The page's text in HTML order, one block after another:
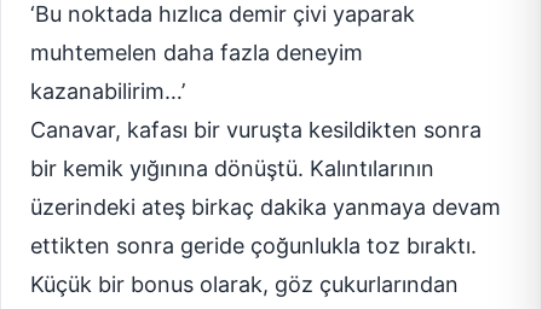
‘Bu noktada hızlıca demir çivi yaparak
muhtemelen daha fazla deneyim
kazanabilirim…’
Canavar, kafası bir vuruşta kesildikten sonra
bir kemik yığınına dönüştü. Kalıntılarının
üzerindeki ateş birkaç dakika yanmaya devam
ettikten sonra geride çoğunlukla toz bıraktı.
Küçük bir bonus olarak, göz çukurlarından